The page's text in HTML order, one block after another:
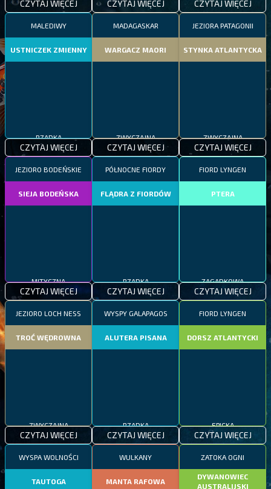
CZYTAJ WIĘCEJ CZYTAJ WIĘCEJ CZYTAJ WIĘCEJ
MALEDIWY
USTNICZEK ZMIENNY
RZADKA
CZYTAJ WIĘCEJ
MADAGASKAR
WARGACZ MAORI
ZWYCZAJNA
CZYTAJ WIĘCEJ
JEZIORA PATAGONII
STYNKA ATLANTYCKA
ZWYCZAJNA
CZYTAJ WIĘCEJ
JEZIORO BODEŃSKIE
SIEJA BODEŃSKA
MITYCZNA
CZYTAJ WIĘCEJ
PÓŁNOCNE FIORDY
FLĄDRA Z FIORDÓW
RZADKA
CZYTAJ WIĘCEJ
FIORD LYNGEN
PTERA
ZAGADKOWA
CZYTAJ WIĘCEJ
JEZIORO LOCH NESS
TROĆ WĘDROWNA
ZWYCZAJNA
CZYTAJ WIĘCEJ
WYSPY GALAPAGOS
ALUTERA PISANA
RZADKA
CZYTAJ WIĘCEJ
FIORD LYNGEN
DORSZ ATLANTYCKI
EPICKA
CZYTAJ WIĘCEJ
WYSPA WOLNOŚCI
TAUTOGA
WULKANY
MANTA RAFOWA
ZATOKA OGNI
DYWANOWIEC
AUSTRALIJSKI